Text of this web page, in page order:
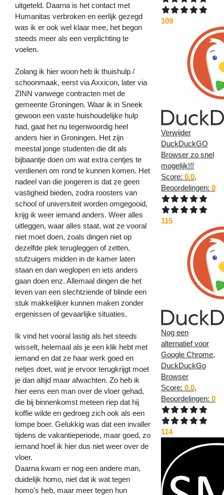
uitgeteld. Daarna is het contact met
Humanitas verbroken en eerlijk gezegd
was ik er ook wel klaar mee, het begon
steeds meer als een verplichting te
voelen.
Zolang ik hier woon heb ik thuishulp /
schoonmaak, eerst via Axxicon, later via
ZINN vanwege contracten met de
gemeente Groningen. Waar ik in Sneek
gewoon een vaste huishoudelijke hulp
had, gaat het nu tegenwoordig heel
anders hier in Groningen. Het zijn
meestal jonge studenten die dit als
bijbaantje doen om wat extra centjes te
verdienen om rond te kunnen komen. Het
nadeel van die jongeren is dat ze geen
vastigheid bieden, zodra roosters van
school of universiteit worden omgegooid,
krijg ik weer iemand anders. Weer alles
uitleggen, waar alles staat, wat ze vooral
niet moet doen, zoals dingen niet op
dezelfde plek terugleggen of zetten,
stufzuigers midden in de kamer laten
staan en dan weglopen en iets anders
gaan doen enz. Allemaal dingen die het
leven van een slechtziende of blinde een
stuk makkelijker kunnen maken zonder
ergenissen of gevaarlijke situaties.
Ik vind het vooral lastig als het steeds
wisselt, helemaal als je een klik hebt met
iemand en dat ze haar werk goed en
netjes doet, wat je ervoor terugkrijgt moet
je dan altijd maar afwachten. Zo heb ik
hier eens een man over de vloer gehad,
die bij binnenkomst meteen riep dat hij
koffie wilde en gedroeg zich ook als een
lompe boer. Gelukkig was dat een invaller
tijdens de vakantieperiode, maar goed, zo
iemand hoef ik hier dus niet weer over de
vloer.
Daarna kwam er nog een andere man,
duidelijk homo, niet dat ik wat tegen
homo's heb, maar meer tegen hun
109
Verwijder
DuckDuckGO
Browser zo snel
mogelijk!!!
Score: 0.0,
Beoordelingen: 0
115
Nog een
alternatief voor
Google Chrome,
DuckDuckGo
Browser
Score: 0.0,
Beoordelingen: 0
114